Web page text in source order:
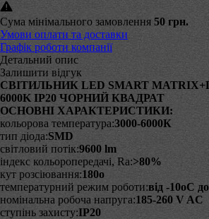
Сума мінімального замовлення 50 грн.
Умови оплати та доставки
Графік роботи компанії
Детальний опис
Залишити відгук
CВІТИЛЬНИК LED SMART
6000K IP20 ЧОРНИЙ КВАДРАТ
ОСНОВНІ ХАРАКТЕРИСТИКИ:
кольорова температура:3000-6000К
тип діода:SMD
світловий потік:9600 lm
індекс кольоропередачі, Ra:>80%
кут розсіювання:180o
температурний режим роботи:від -10oC
номінальна робоча напруга:185-260 V AC
ступінь захисту:IP20